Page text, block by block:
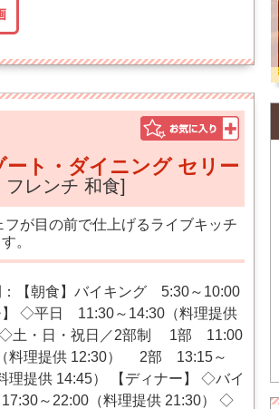
ト・ダイニング セリー
レンチ 和食]
が目の前で仕上げるライブキッチ
。
：【朝食】バイキング 5:30～10:00
】 ◇平日 11:30～14:30（料理提供
◇土・日・祝日／2部制 1部 11:00
料理提供 12:30） 2部 13:15～
理提供 14:45） 【ディナー】 ◇バイ
～22:00（料理提供 21:30） ◇